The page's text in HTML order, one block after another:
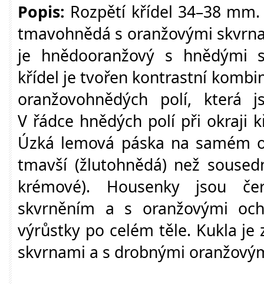
Popis: Rozpětí křídel 34–38
tmavohnědá s oranžovými
je hnědooranžový s hnědými
křídel je tvořen kontrastní
oranžovohnědých polí, která
V řádce hnědých polí při okraji
Úzká lemová páska na samém
tmavší (žlutohnědá) než
krémové). Housenky jsou
skvrněním a s oranžovými
výrůstky po celém těle. Kukla je
skvrnami a s drobnými